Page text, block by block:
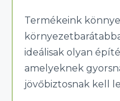
Termékeink
ideálisak olyan
amelyeknek
jövőbiztosnak kell